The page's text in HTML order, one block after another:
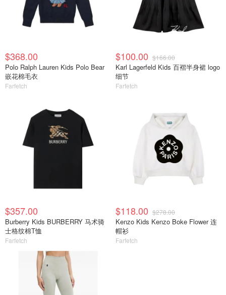
$368.00
Polo Ralph Lauren Kids Polo Bear
嵌花棉毛衣
Farfetch
$100.00 $166.00
Karl Lagerfeld Kids 百褶半身裙 logo
细节
Farfetch
$357.00
Burberry Kids BURBERRY 马术骑
士格纹棉T恤
Farfetch
$118.00 $278.00
Kenzo Kids Kenzo Boke Flower 连
帽衫
Farfetch